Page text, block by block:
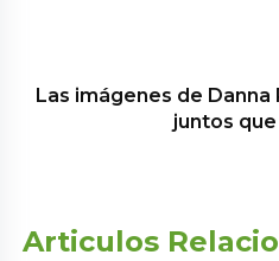
Las imágenes de Danna
juntos
Articulos